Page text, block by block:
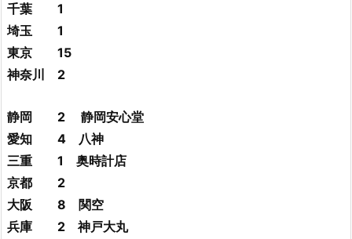
千葉 1
埼玉 1
東京 15
神奈川 2
静岡 2 静岡安心堂
愛知 4 八神
三重 1 奥時計店
京都 2
大阪 8 関空
兵庫 2 神戸大丸